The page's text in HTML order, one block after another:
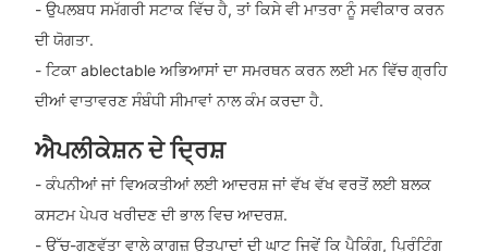
- ਉਪਲਬਧ ਸਮੱਗਰੀ ਸਟਾਕ ਵਿੱਚ ਹੈ, ਤਾਂ ਕਿਸੇ ਵੀ ਮਾਤਰਾ ਨੂੰ ਸਵੀਕਾਰ ਕਰਨ
ਦੀ ਯੋਗਤਾ.
- ਟਿਕਾ ablectable ਅਭਿਆਸਾਂ ਦਾ ਸਮਰਥਨ ਕਰਨ ਲਈ ਮਨ ਵਿੱਚ ਗ੍ਰਹਿ
ਦੀਆਂ ਵਾਤਾਵਰਣ ਸੰਬੰਧੀ ਸੀਮਾਵਾਂ ਨਾਲ ਕੰਮ ਕਰਦਾ ਹੈ.
ਐਪਲੀਕੇਸ਼ਨ ਦੇ ਦ੍ਰਿਸ਼
- ਕੰਪਨੀਆਂ ਜਾਂ ਵਿਅਕਤੀਆਂ ਲਈ ਆਦਰਸ਼ ਜਾਂ ਵੱਖ ਵੱਖ ਵਰਤੋਂ ਲਈ ਬਲਕ
ਕਸਟਮ ਪੇਪਰ ਖਰੀਦਣ ਦੀ ਭਾਲ ਵਿਚ ਆਦਰਸ਼.
- ਉੱਚ-ਗੁਣਵੱਤਾ ਵਾਲੇ ਕਾਗਜ਼ ਉਤਪਾਦਾਂ ਦੀ ਘਾਟ ਜਿਵੇਂ ਕਿ ਪੈਕਿੰਗ, ਪ੍ਰਿੰਟਿੰਗ